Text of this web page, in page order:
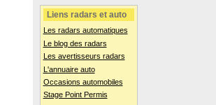
Liens radars et auto
Les radars automatiques
Le blog des radars
Les avertisseurs radars
L'annuaire auto
Occasions automobiles
Stage Point Permis